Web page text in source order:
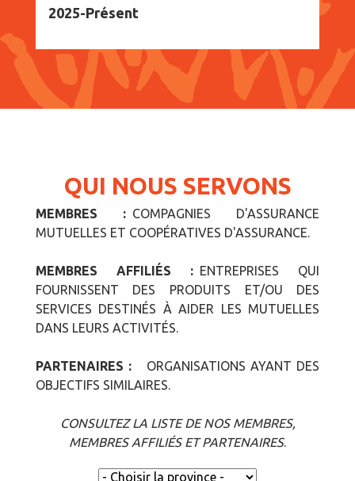
2025-Présent
QUI NOUS SERVONS
MEMBRES : COMPAGNIES D'ASSURANCE
MUTUELLES ET COOPÉRATIVES D'ASSURANCE.
MEMBRES AFFILIÉS : ENTREPRISES QUI
FOURNISSENT DES PRODUITS ET/OU DES
SERVICES DESTINÉS À AIDER LES MUTUELLES
DANS LEURS ACTIVITÉS.
PARTENAIRES :
ORGANISATIONS AYANT DES
OBJECTIFS SIMILAIRES.
CONSULTEZ LA LISTE DE NOS MEMBRES,
MEMBRES AFFILIÉS ET PARTENAIRES.